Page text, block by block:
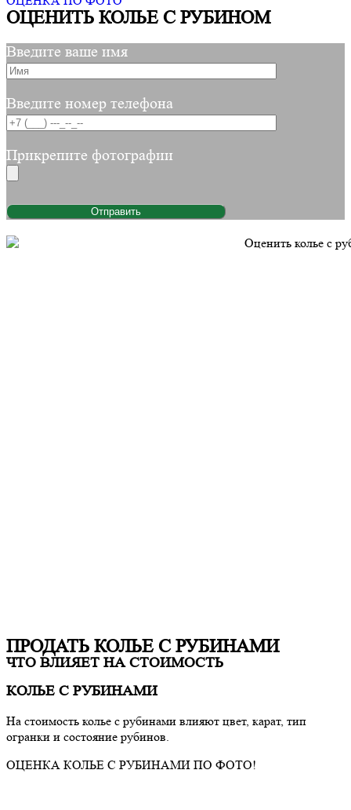
ОЦЕНИТЬ КОЛЬЕ С РУБИНОМ
Введите ваше имя
Введите номер телефона
Прикрепите фотографии
ПРОДАТЬ КОЛЬЕ С РУБИНАМИ
ЧТО ВЛИЯЕТ НА СТОИМОСТЬ
КОЛЬЕ С РУБИНАМИ
На стоимость колье с рубинами влияют цвет, карат, тип
огранки и состояние рубинов.
ОЦЕНКА КОЛЬЕ С РУБИНАМИ ПО ФОТО!